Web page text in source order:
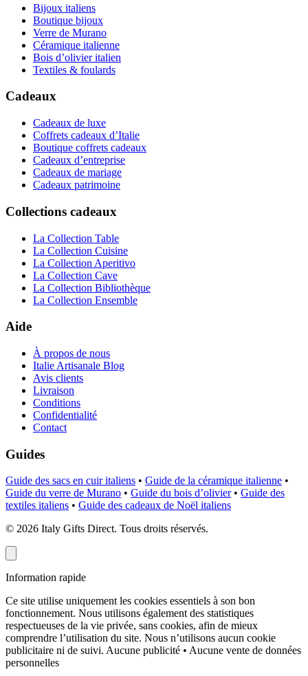
Bijoux italiens
Boutique bijoux
Verre de Murano
Céramique italienne
Bois d’olivier italien
Textiles & foulards
Cadeaux
Cadeaux de luxe
Coffrets cadeaux d’Italie
Boutique coffrets cadeaux
Cadeaux d’entreprise
Cadeaux de mariage
Cadeaux patrimoine
Collections cadeaux
La Collection Table
La Collection Cuisine
La Collection Aperitivo
La Collection Cave
La Collection Bibliothèque
La Collection Ensemble
Aide
À propos de nous
Italie Artisanale Blog
Avis clients
Livraison
Conditions
Confidentialité
Contact
Guides
Guide des sacs en cuir italiens • Guide de la céramique italienne •
Guide du verre de Murano • Guide du bois d’olivier • Guide des
textiles italiens • Guide des cadeaux de Noël italiens
© 2026 Italy Gifts Direct. Tous droits réservés.
Information rapide
Ce site utilise uniquement les cookies essentiels à son bon
fonctionnement. Nous utilisons également des statistiques
respectueuses de la vie privée, sans cookies, afin de mieux
comprendre l’utilisation du site. Nous n’utilisons aucun cookie
publicitaire ni de suivi. Aucune publicité • Aucune vente de données
personnelles